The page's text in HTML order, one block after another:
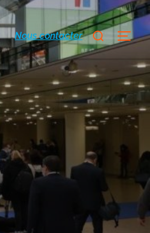
Nous contacter